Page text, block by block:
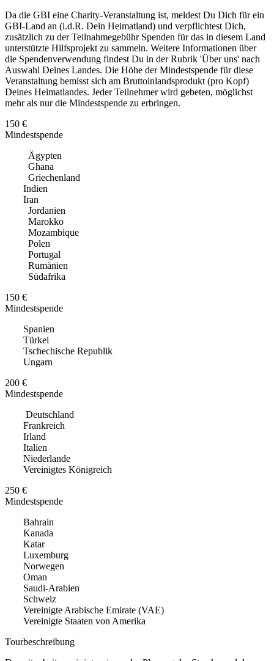
Da die GBI eine Charity-Veranstaltung ist, meldest Du Dich für ein
GBI-Land an (i.d.R. Dein Heimatland) und verpflichtest Dich,
zusätzlich zu der Teilnahmegebühr Spenden für das in diesem Land
unterstützte Hilfsprojekt zu sammeln. Weitere Informationen über
die Spendenverwendung findest Du in der Rubrik 'Über uns' nach
Auswahl Deines Landes. Die Höhe der Mindestspende für diese
Veranstaltung bemisst sich am Bruttoinlandsprodukt (pro Kopf)
Deines Heimatlandes. Jeder Teilnehmer wird gebeten, möglichst
mehr als nur die Mindestspende zu erbringen.
150 €
Mindestspende
Ägypten
Ghana
Griechenland
Indien
Iran
Jordanien
Marokko
Mozambique
Polen
Portugal
Rumänien
Südafrika
150 €
Mindestspende
Spanien
Türkei
Tschechische Republik
Ungarn
200 €
Mindestspende
Deutschland
Frankreich
Irland
Italien
Niederlande
Vereinigtes Königreich
250 €
Mindestspende
Bahrain
Kanada
Katar
Luxemburg
Norwegen
Oman
Saudi-Arabien
Schweiz
Vereinigte Arabische Emirate (VAE)
Vereinigte Staaten von Amerika
Tourbeschreibung